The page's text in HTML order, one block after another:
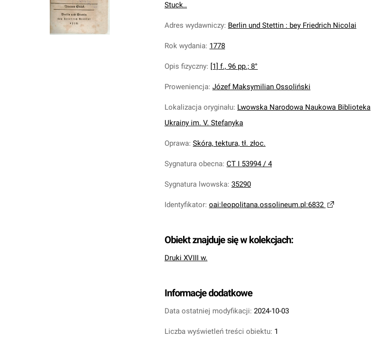
Stuck..
Adres wydawniczy: Berlin und Stettin : bey Friedrich Nicolai
Rok wydania: 1778
Opis fizyczny: [1] f., 96 pp.; 8°
Proweniencja: Józef Maksymilian Ossoliński
Lokalizacja oryginału: Lwowska Narodowa Naukowa Biblioteka
Ukrainy im. V. Stefanyka
Oprawa: Skóra, tektura, tł. złoc.
Sygnatura obecna: CT I 53994 / 4
Sygnatura lwowska: 35290
Identyfikator: oai:leopolitana.ossolineum.pl:6832
Obiekt znajduje się w kolekcjach:
Druki XVIII w.
Informacje dodatkowe
Data ostatniej modyfikacji: 2024-10-03
Liczba wyświetleń treści obiektu: 1